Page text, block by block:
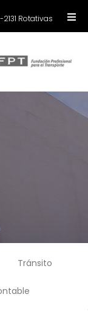
2131 Rotativas
Tránsito